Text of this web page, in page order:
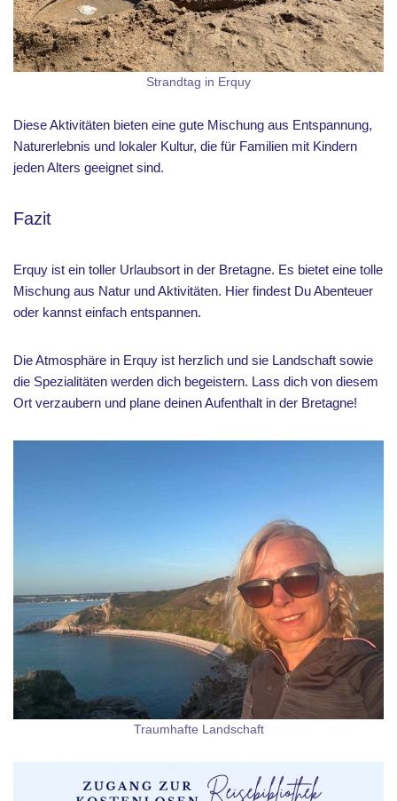
Strandtag in Erquy
Diese Aktivitäten bieten eine gute Mischung aus Entspannung,
Naturerlebnis und lokaler Kultur, die für Familien mit Kindern
jeden Alters geeignet sind.
Fazit
Erquy ist ein toller Urlaubsort in der Bretagne. Es bietet eine tolle
Mischung aus Natur und Aktivitäten. Hier findest Du Abenteuer
oder kannst einfach entspannen.
Die Atmosphäre in Erquy ist herzlich und sie Landschaft sowie
die Spezialitäten werden dich begeistern. Lass dich von diesem
Ort verzaubern und plane deinen Aufenthalt in der Bretagne!
Traumhafte Landschaft